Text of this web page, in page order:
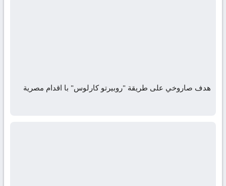
هدف صاروخي على طريقة "روبيرتو كارلوس" با اقدام مصرية